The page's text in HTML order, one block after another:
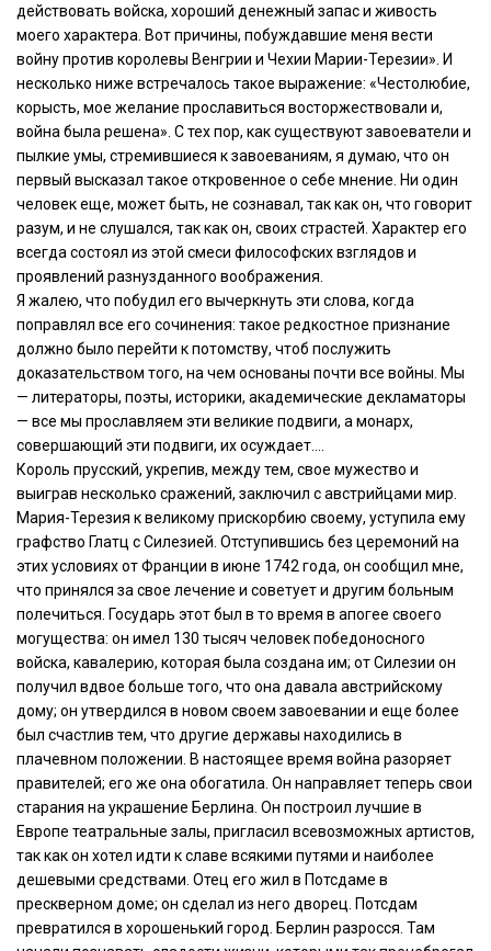
действовать войска, хороший денежный запас и живость
моего характера. Вот причины, побуждавшие меня вести
войну против королевы Венгрии и Чехии Марии-Терезии». И
несколько ниже встречалось такое выражение: «Честолюбие,
корысть, мое желание прославиться восторжествовали и,
война была решена». С тех пор, как существуют завоеватели и
пылкие умы, стремившиеся к завоеваниям, я думаю, что он
первый высказал такое откровенное о себе мнение. Ни один
человек еще, может быть, не сознавал, так как он, что говорит
разум, и не слушался, так как он, своих страстей. Характер его
всегда состоял из этой смеси философских взглядов и
проявлений разнузданного воображения.
Я жалею, что побудил его вычеркнуть эти слова, когда
поправлял все его сочинения: такое редкостное признание
должно было перейти к потомству, чтоб послужить
доказательством того, на чем основаны почти все войны. Мы
— литераторы, поэты, историки, академические декламаторы
— все мы прославляем эти великие подвиги, а монарх,
совершающий эти подвиги, их осуждает….
Король прусский, укрепив, между тем, свое мужество и
выиграв несколько сражений, заключил с австрийцами мир.
Мария-Терезия к великому прискорбию своему, уступила ему
графство Глатц с Силезией. Отступившись без церемоний на
этих условиях от Франции в июне 1742 года, он сообщил мне,
что принялся за свое лечение и советует и другим больным
полечиться. Государь этот был в то время в апогее своего
могущества: он имел 130 тысяч человек победоносного
войска, кавалерию, которая была создана им; от Силезии он
получил вдвое больше того, что она давала австрийскому
дому; он утвердился в новом своем завоевании и еще более
был счастлив тем, что другие державы находились в
плачевном положении. В настоящее время война разоряет
правителей; его же она обогатила. Он направляет теперь свои
старания на украшение Берлина. Он построил лучшие в
Европе театральные залы, пригласил всевозможных артистов,
так как он хотел идти к славе всякими путями и наиболее
дешевыми средствами. Отец его жил в Потсдаме в
прескверном доме; он сделал из него дворец. Потсдам
превратился в хорошенький город. Берлин разросся. Там